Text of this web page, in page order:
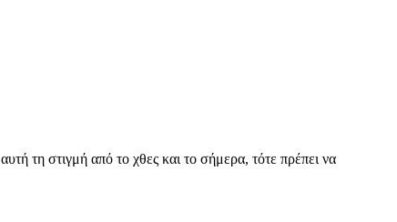
τη στιγμή από το χθες και το σήμερα, τότε πρέπει να